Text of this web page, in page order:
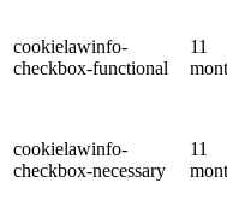
cookielawinfo-
checkbox-functional
11
cookielawinfo-
checkbox-necessary
11